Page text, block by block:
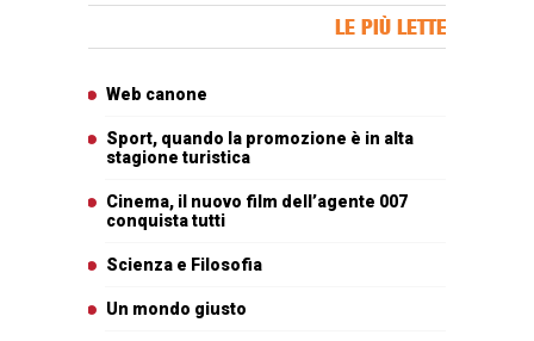
LE PIÙ LETTE
Web canone
Sport, quando la promozione è in alta
stagione turistica
Cinema, il nuovo film dell’agente 007
conquista tutti
Scienza e Filosofia
Un mondo giusto